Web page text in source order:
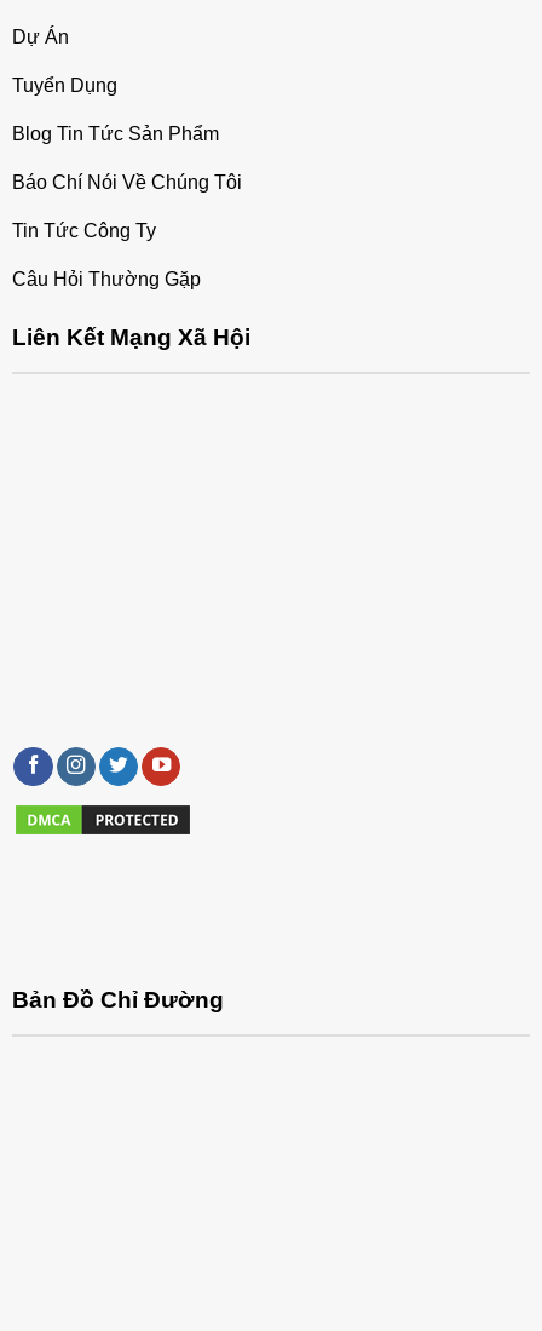
Dự Án
Tuyển Dụng
Blog Tin Tức Sản Phẩm
Báo Chí Nói Về Chúng Tôi
Tin Tức Công Ty
Câu Hỏi Thường Gặp
Liên Kết Mạng Xã Hội
Bản Đồ Chỉ Đường